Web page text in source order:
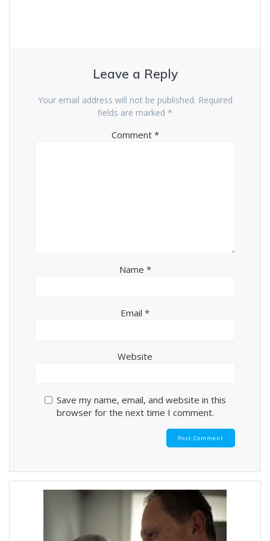
Leave a Reply
Your email address will not be published. Required
fields are marked *
Comment *
Name *
Email *
Website
Save my name, email, and website in this
browser for the next time I comment.